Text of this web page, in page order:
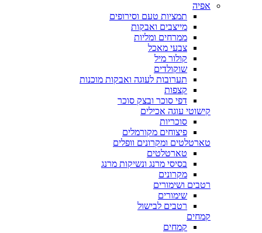
אפיה
תמציות טעם וסירופים
מייצבים ואבקות
ממרחים ומליות
צבעי מאכל
קולור מיל
שוקולדים
תערובות לעוגה ואבקות מוכנות
קצפות
דפי סוכר ובצק סוכר
קישוטי עוגה אכילים
סוכריות
פיצוחים מקורמלים
טארטלטים ומקרונים וופלים
טארטלטים
בסיסי מרנג ונשיקות מרנג
מקרונים
רטבים ושימורים
שימורים
רטבים לבישול
קמחים
קמחים